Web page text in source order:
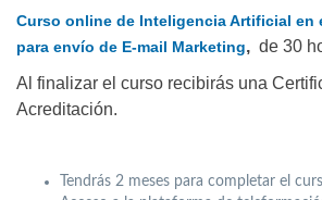
Curso online de Inteligencia Artificial en
para envío de E-mail Marketing, de 30
Al finalizar el curso recibirás una
Acreditación.
Tendrás 2 meses para completar el